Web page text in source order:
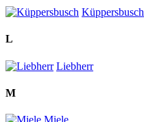
Küppersbusch
L
Liebherr
M